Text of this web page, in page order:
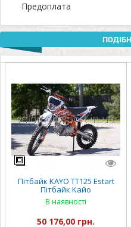
Предоплата
Пітбайк KAYO TT125 Estart
Пітбайк Кайо
В наявності
50 176,00 грн.